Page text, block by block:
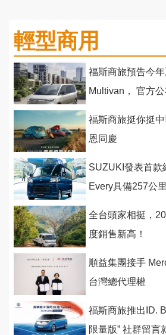
輕型商用
福斯商旅預告今
Multivan， 官方
福斯商旅挺你挺
恩同慶
SUZUKI發表首款
Every具備257公
全台頭家相挺，
度銷售新高！
順益集團接手
台灣總代理權
福斯商旅推出ID.
限量版” 社群留言